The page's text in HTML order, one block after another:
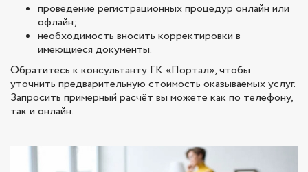
проведение регистрационных процедур онлайн или
офлайн;
необходимость вносить корректировки в
имеющиеся документы.
Обратитесь к консультанту ГК «Портал», чтобы
уточнить предварительную стоимость оказываемых услуг.
Запросить примерный расчёт вы можете как по телефону,
так и онлайн.